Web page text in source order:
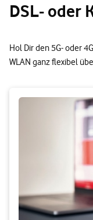
DSL- oder
Hol Dir den 5G- oder
WLAN ganz flexibel